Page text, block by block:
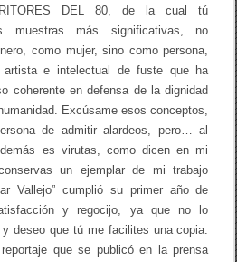
DEL 80, de la cual tú
muestras más significativas, no
como mujer, sino como persona,
e intelectual de fuste que ha
coherente en defensa de la dignidad
Excúsame esos conceptos,
de admitir alardeos, pero… al
es virutas, como dicen en mi
un ejemplar de mi trabajo
Vallejo” cumplió su primer año de
y regocijo, ya que no lo
deseo que tú me facilites una copia.
que se publicó en la prensa